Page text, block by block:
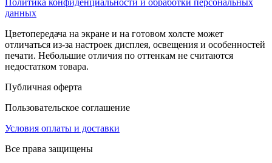
данных
Цветопередача на экране и на готовом холсте может
отличаться из-за настроек дисплея, освещения и особенностей
печати. Небольшие отличия по оттенкам не считаются
недостатком товара.
Публичная оферта
Пользовательское соглашение
Условия оплаты и доставки
Все права защищены